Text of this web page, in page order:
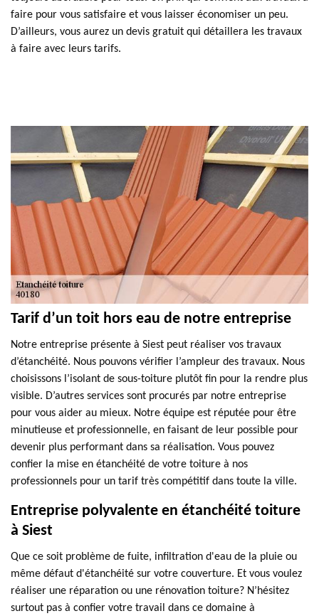
faire pour vous satisfaire et vous laisser économiser un peu.
D’ailleurs, vous aurez un devis gratuit qui détaillera les travaux
à faire avec leurs tarifs.
Tarif d’un toit hors eau de notre entreprise
Notre entreprise présente à Siest peut réaliser vos travaux
d’étanchéité. Nous pouvons vérifier l’ampleur des travaux. Nous
choisissons l’isolant de sous-toiture plutôt fin pour la rendre plus
visible. D’autres services sont procurés par notre entreprise
pour vous aider au mieux. Notre équipe est réputée pour être
minutieuse et professionnelle, en faisant de leur possible pour
devenir plus performant dans sa réalisation. Vous pouvez
confier la mise en étanchéité de votre toiture à nos
professionnels pour un tarif très compétitif dans toute la ville.
Entreprise polyvalente en étanchéité toiture
à Siest
Que ce soit problème de fuite, infiltration d'eau de la pluie ou
même défaut d'étanchéité sur votre couverture. Et vous voulez
réaliser une réparation ou une rénovation toiture? N’hésitez
surtout pas à confier votre travail dans ce domaine à